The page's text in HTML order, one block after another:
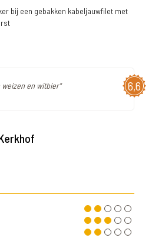
bij een gebakken kabeljauwfilet met
6,6
weizen en witbier"